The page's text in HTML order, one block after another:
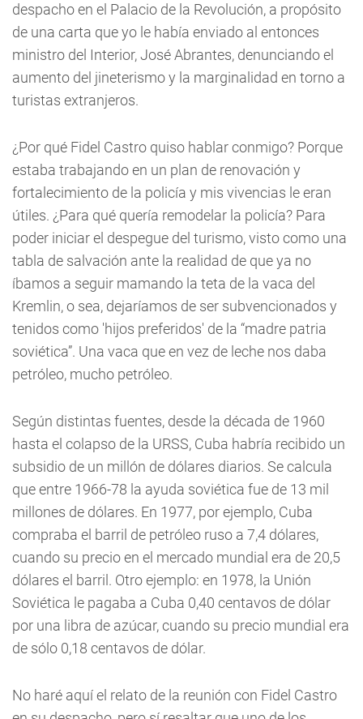
despacho en el Palacio de la Revolución, a propósito
de una carta que yo le había enviado al entonces
ministro del Interior, José Abrantes, denunciando el
aumento del jineterismo y la marginalidad en torno a
turistas extranjeros.
¿Por qué Fidel Castro quiso hablar conmigo? Porque
estaba trabajando en un plan de renovación y
fortalecimiento de la policía y mis vivencias le eran
útiles. ¿Para qué quería remodelar la policía? Para
poder iniciar el despegue del turismo, visto como una
tabla de salvación ante la realidad de que ya no
íbamos a seguir mamando la teta de la vaca del
Kremlin, o sea, dejaríamos de ser subvencionados y
tenidos como 'hijos preferidos' de la “madre patria
soviética”. Una vaca que en vez de leche nos daba
petróleo, mucho petróleo.
Según distintas fuentes, desde la década de 1960
hasta el colapso de la URSS, Cuba habría recibido un
subsidio de un millón de dólares diarios. Se calcula
que entre 1966-78 la ayuda soviética fue de 13 mil
millones de dólares. En 1977, por ejemplo, Cuba
compraba el barril de petróleo ruso a 7,4 dólares,
cuando su precio en el mercado mundial era de 20,5
dólares el barril. Otro ejemplo: en 1978, la Unión
Soviética le pagaba a Cuba 0,40 centavos de dólar
por una libra de azúcar, cuando su precio mundial era
de sólo 0,18 centavos de dólar.
No haré aquí el relato de la reunión con Fidel Castro